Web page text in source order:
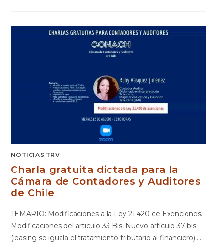
NOTICIAS TRV
Charla gratuita dictada para la
Cámara de Contadores y Auditores
de Chile
TEMARIO: Modificaciones a la Ley 21.420 de Exenciones.
Modificaciones del articulo 33 Bis. Nuevo artículo 37 bis
(leasing se iguala el tratamiento tributario al financiero).…